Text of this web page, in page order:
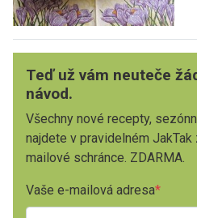
Teď už vám neuteče
návod.
Všechny nové recepty,
najdete v pravidelném
mailové schránce. ZDARMA.
Vaše e-mailová adresa